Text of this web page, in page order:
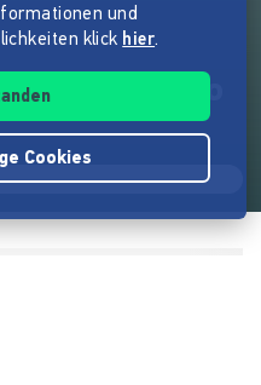
Radio
und
klick hier.
Cookies